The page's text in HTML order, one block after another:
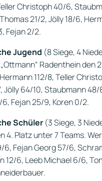
Christoph 40/6,
21/2, Jölly 18/6,
Fejan 2/2.
Jugend (8 Siege, 4
Radenthein den
112/8, Teller
Jölly 64/10, Staubmann 48/
Fejan 25/9, Koren 0/2.
Schüler (3 Siege, 3
4. Platz unter 7 Teams.
6, Fejan Georg 57/6,
12/6, Leeb Michael 6/6,